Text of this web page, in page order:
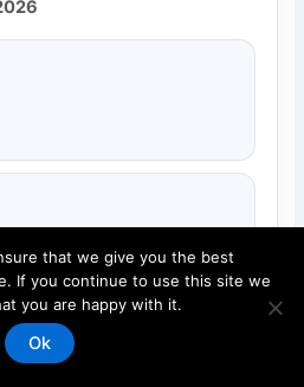
that we give you the best
If you continue to use this site we
you are happy with it.
Ok